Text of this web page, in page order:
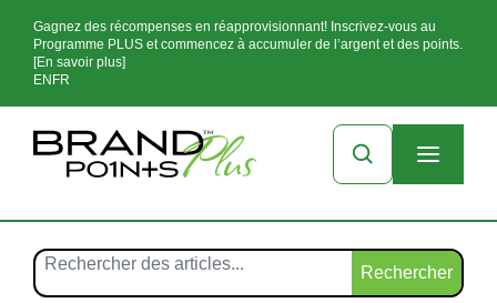
Gagnez des récompenses en réapprovisionnant! Inscrivez-vous au
Programme PLUS et commencez à accumuler de l’argent et des points.
[En savoir plus]
EN FR
Rechercher